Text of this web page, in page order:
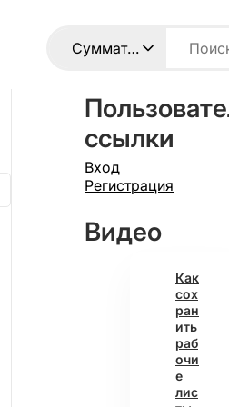
ссылки
Вход
Регистрация
Видео
Как
сох
ран
ить
раб
очи
е
лис